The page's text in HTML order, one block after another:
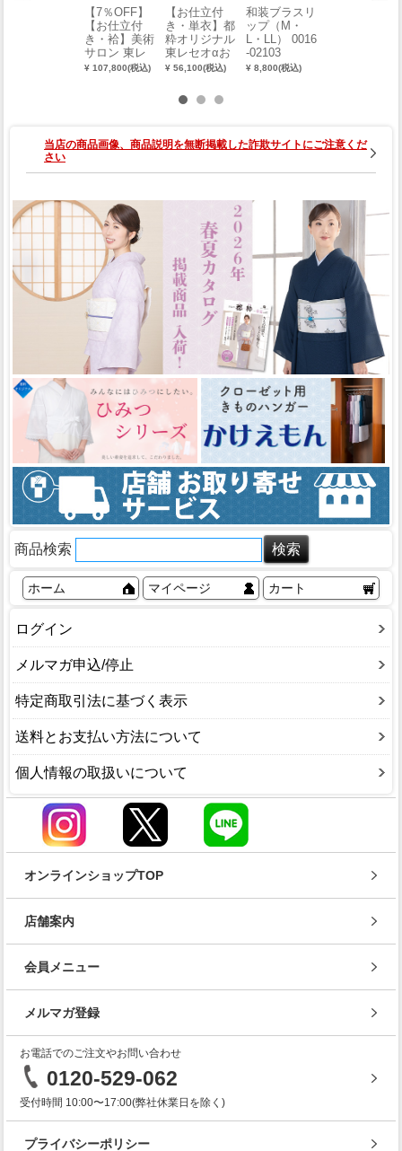
【7％OFF】
【お仕立付
き・袷】美術
サロン 東レ
シルック小紋
¥ 107,800(税込)
【お仕立付
き・単衣】都
粋オリジナル
東レセオαお
めかし小紋
深紫 こきむ
らさき）（手
¥ 56,100(税込)
和装ブラスリ
ップ（M・
L・LL） 0016
-02103
¥ 8,800(税込)
当店の商品画像、商品説明を無断掲載した詐欺サイトにご注意くだ
さい
商品検索
ホーム マイページ カート
ログイン
メルマガ申込/停止
特定商取引法に基づく表示
送料とお支払い方法について
個人情報の取扱いについて
オンラインショップTOP
店舗案内
会員メニュー
メルマガ登録
お電話でのご注文やお問い合わせ
0120-529-062
受付時間 10:00〜17:00(弊社休業日を除く)
プライバシーポリシー